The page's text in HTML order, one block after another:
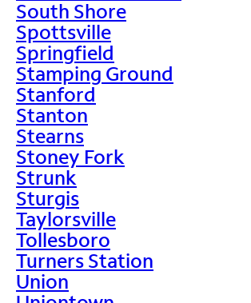
South Shore
Spottsville
Springfield
Stamping Ground
Stanford
Stanton
Stearns
Stoney Fork
Strunk
Sturgis
Taylorsville
Tollesboro
Turners Station
Union